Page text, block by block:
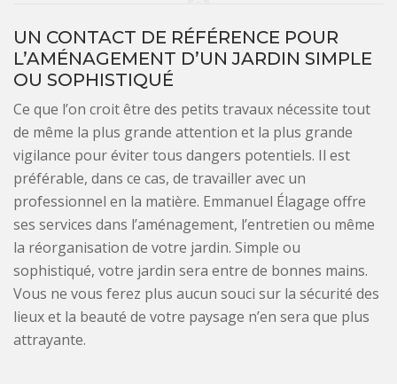
UN CONTACT DE RÉFÉRENCE POUR
L’AMÉNAGEMENT D’UN JARDIN SIMPLE
OU SOPHISTIQUÉ
Ce que l’on croit être des petits travaux nécessite tout
de même la plus grande attention et la plus grande
vigilance pour éviter tous dangers potentiels. Il est
préférable, dans ce cas, de travailler avec un
professionnel en la matière. Emmanuel Élagage offre
ses services dans l’aménagement, l’entretien ou même
la réorganisation de votre jardin. Simple ou
sophistiqué, votre jardin sera entre de bonnes mains.
Vous ne vous ferez plus aucun souci sur la sécurité des
lieux et la beauté de votre paysage n’en sera que plus
attrayante.